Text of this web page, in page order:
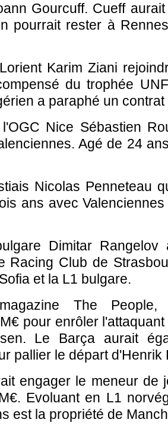
Gourcuff. Cueff
pourrait rester à Rennes
Karim Ziani
du trophée
a paraphé un
OGC Nice Sébastien
Agé de 24
Nicolas Penneteau
ans avec
Dimitar
Racing Club de
et la L1 bulgare.
The People,
pour enrôler
Le Barça aurait
pallier le départ d'Henrik
engager le meneur de
Evoluant en L1
est la propriété de